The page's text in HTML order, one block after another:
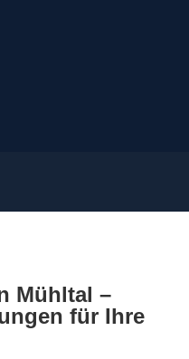
Mühltal –
für Ihre